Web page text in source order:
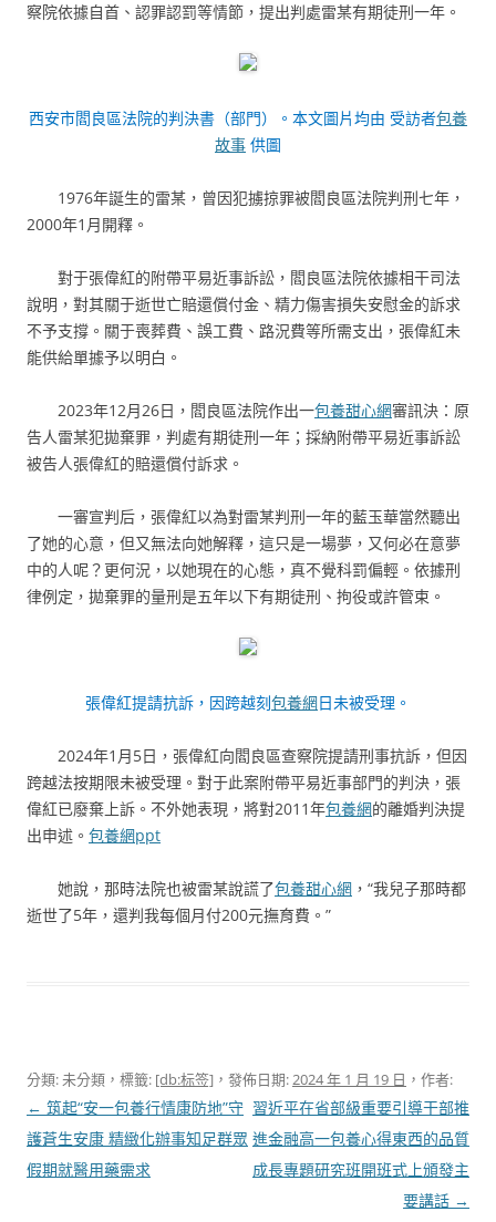
察院依據自首、認罪認罰等情節，提出判處雷某有期徒刑一年。
西安市閻良區法院的判決書（部門）。本文圖片均由 受訪者包養
故事 供圖
1976年誕生的雷某，曾因犯擄掠罪被閻良區法院判刑七年，
2000年1月開釋。
對于張偉紅的附帶平易近事訴訟，閻良區法院依據相干司法
說明，對其關于逝世亡賠還償付金、精力傷害損失安慰金的訴求
不予支撐。關于喪葬費、誤工費、路況費等所需支出，張偉紅未
能供給單據予以明白。
2023年12月26日，閻良區法院作出一包養甜心網審訊決：原
告人雷某犯拋棄罪，判處有期徒刑一年；採納附帶平易近事訴訟
被告人張偉紅的賠還償付訴求。
一審宣判后，張偉紅以為對雷某判刑一年的藍玉華當然聽出
了她的心意，但又無法向她解釋，這只是一場夢，又何必在意夢
中的人呢？更何況，以她現在的心態，真不覺科罰偏輕。依據刑
律例定，拋棄罪的量刑是五年以下有期徒刑、拘役或許管束。
張偉紅提請抗訴，因跨越刻包養網日未被受理。
2024年1月5日，張偉紅向閻良區查察院提請刑事抗訴，但因
跨越法按期限未被受理。對于此案附帶平易近事部門的判決，張
偉紅已廢棄上訴。不外她表現，將對2011年包養網的離婚判決提
出申述。 包養網ppt
她說，那時法院也被雷某說謊了包養甜心網 ，“我兒子那時都
逝世了5年，還判我每個月付200元撫育費。”
分類: 未分類，標籤: [db:标签] ，發佈日期:2024 年 1 月 19 日 ，作者:
文
章
導
← 筑起“安一包養行情康防地”守
護蒼生安康 精緻化辦事知足群眾
假期就醫用藥需求
習近平在省部級重要引導干部推
進金融高一包養心得東西的品質
成長專題研究班開班式上頒發主
要講話 →